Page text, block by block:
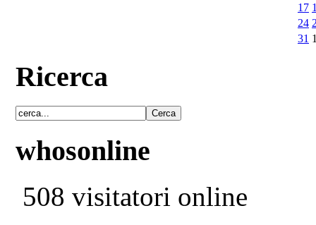
17
24
31
Ricerca
whosonline
508 visitatori online